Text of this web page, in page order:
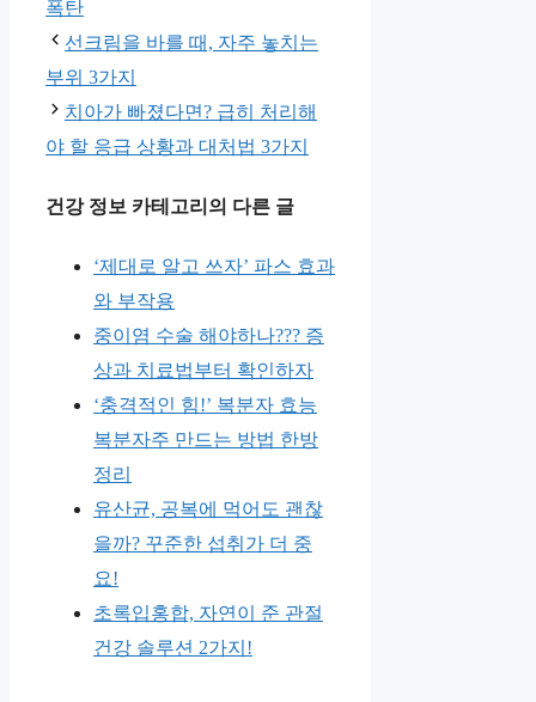
테
고
리
폭탄
선크림을 바를 때, 자주 놓치는
부위 3가지
치아가 빠졌다면? 급히 처리해
야 할 응급 상황과 대처법 3가지
건강 정보 카테고리의 다른 글
‘제대로 알고 쓰자’ 파스 효과
와 부작용
중이염 수술 해야하나??? 증
상과 치료법부터 확인하자
‘충격적인 힘!’ 복분자 효능
복분자주 만드는 방법 한방
정리
유산균, 공복에 먹어도 괜찮
을까? 꾸준한 섭취가 더 중
요!
초록입홍합, 자연이 준 관절
건강 솔루션 2가지!